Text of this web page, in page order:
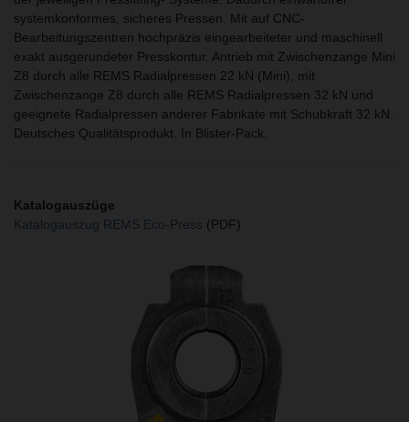
systemkonformes, sicheres Pressen. Mit auf CNC-
Bearbeitungszentren hochpräzis eingearbeiteter und maschinell
exakt ausgerundeter Presskontur. Antrieb mit Zwischenzange Mini
Z8 durch alle REMS Radialpressen 22 kN (Mini), mit
Zwischenzange Z8 durch alle REMS Radialpressen 32 kN und
geeignete Radialpressen anderer Fabrikate mit Schubkraft 32 kN.
Deutsches Qualitätsprodukt. In Blister-Pack.
Katalogauszüge
Katalogauszug REMS Eco-Press (PDF)